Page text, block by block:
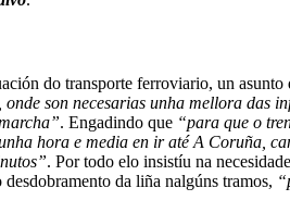
do transporte ferroviario, un asunto
son necesarias unha mellora das
. Engadindo que “para que o
hora e media en ir até A Coruña,
. Por todo elo insistíu na
da liña nalgúns tramos,